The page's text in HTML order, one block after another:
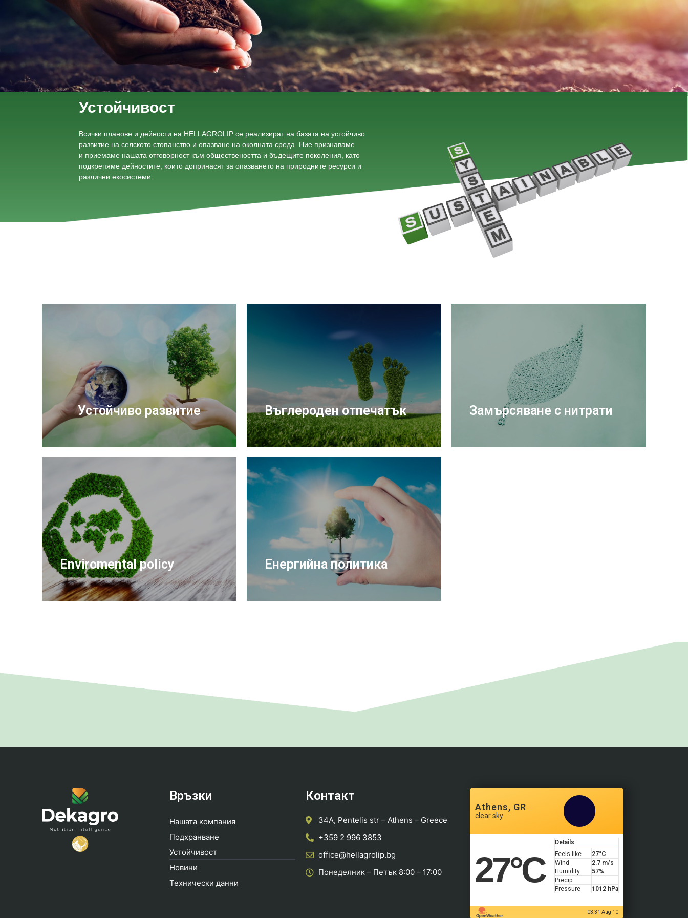
Устойчивост
Всички планове и дейности на HELLAGROLIP се реализират на базата на устойчиво
развитие на селското стопанство и опазване на околната среда. Ние признаваме
и приемаме нашата отговорност към обществеността и бъдещите поколения, като
подкрепяме дейностите, които допринасят за опазването на природните ресурси и
различни екосистеми.
Устойчиво развитие Въглероден отпечатък Замърсяване с нитрати
Enviromental policy Енергийна политика
Връзки
Нашата компания
Подхранване
Устойчивост
Новини
Технически данни
Контакт
34A, Pentelis str – Athens – Greece
+359 2 996 3853
office@hellagrolip.bg
Понеделник – Петък 8:00 – 17:00
Athens, GR
clear sky
27°C
Details
Feels like
27°C
Wind
2.7 m/s
Humidity
57%
Precip
Pressure
1012 hPa
03:31 Aug 10